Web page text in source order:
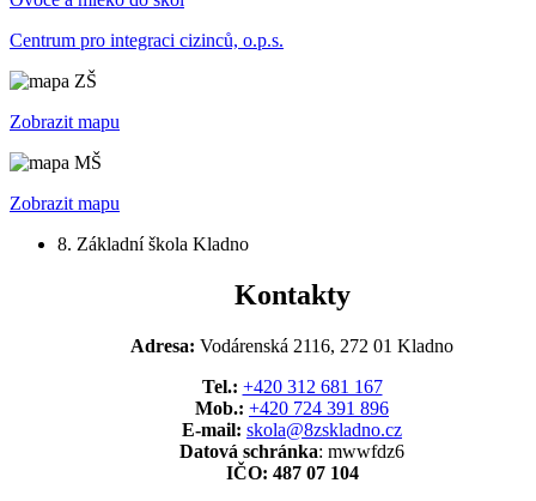
Centrum pro integraci cizinců, o.p.s.
Zobrazit mapu
Zobrazit mapu
8. Základní škola Kladno
Kontakty
Adresa: Vodárenská 2116, 272 01 Kladno
Tel.: +420 312 681 167
Mob.: +420 724 391 896
E-mail: skola@8zskladno.cz
Datová schránka: mwwfdz6
IČO: 487 07 104